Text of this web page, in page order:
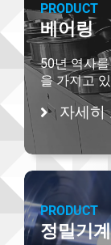
PRODUCT
베어링
50년 역사
을 가지고
자세히
PRODUCT
정밀기